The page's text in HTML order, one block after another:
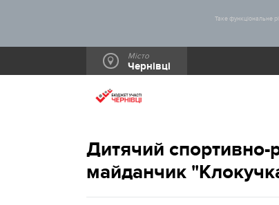
Таке функціональне
Місто
Чернівці
Дитячий
майданчик